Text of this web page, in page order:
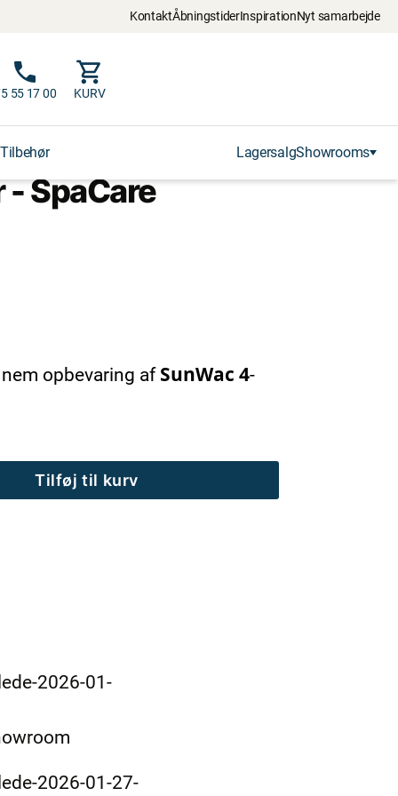
KontaktÅbningstiderInspirationNyt samarbejde
55 17 00
KURV
Tilbehør LagersalgShowrooms
SpaCare
opbevaring af SunWac 4-
Tilføj til kurv